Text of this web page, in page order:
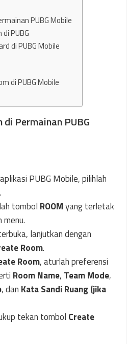
PUBG Mobile
PUBG
di PUBG Mobile
di PUBG Mobile
Permainan PUBG
PUBG Mobile, pilihlah
.
tombol ROOMyang terletak
lanjutkan dengan
Room.
Room, aturlah preferensi
Room Name, Team Mode,
, dan Kata Sandi Ruang (jika
tekan tombol Create